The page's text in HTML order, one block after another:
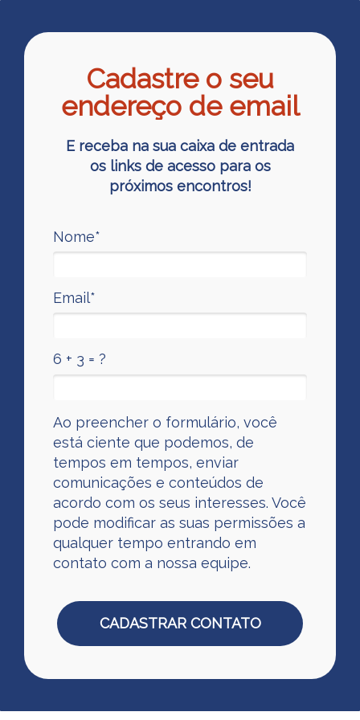
Cadastre o seu
endereço de email
E receba na sua caixa de entrada
os links de acesso para os
próximos encontros!
Nome*
Email*
6 + 3 = ?
Ao preencher o formulário, você
está ciente que podemos, de
tempos em tempos, enviar
comunicações e conteúdos de
acordo com os seus interesses. Você
pode modificar as suas permissões a
qualquer tempo entrando em
contato com a nossa equipe.
CADASTRAR CONTATO